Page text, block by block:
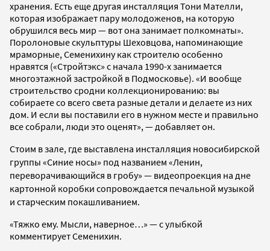
хранения. Есть еще другая инсталляция Тони Мателли,
которая изображает пару молодоженов, на которую
обрушился весь мир — вот она занимает полкомнаты».
Поролоновые скульптуры Шеховцова, напоминающие
мраморные, Семенихину как строителю особенно
нравятся («Стройтэкс» с начала 1990-х занимается
многоэтажной застройкой в Подмосковье). «И вообще
строительство сродни коллекционированию: вы
собираете со всего света разные детали и делаете из них
дом. И если вы поставили его в нужном месте и правильно
все собрали, люди это оценят», — добавляет он.
Стоим в зале, где выставлена инсталляция новосибирской
группы «Синие носы» под названием «Ленин,
переворачивающийся в гробу» — видеопроекция на дне
картонной коробки сопровождается печальной музыкой
и старческим покашливанием.
«Тяжко ему. Мысли, наверное…» — с улыбкой
комментирует Семенихин.